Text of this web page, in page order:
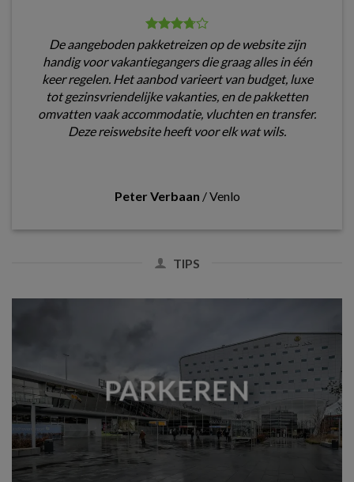
De aangeboden pakketreizen op de website zijn
handig voor vakantiegangers die graag alles in één
keer regelen. Het aanbod varieert van budget, luxe
tot gezinsvriendelijke vakanties, en de pakketten
omvatten vaak accommodatie, vluchten en transfer.
Deze reiswebsite heeft voor elk wat wils.
Peter Verbaan /Venlo
TIPS
PARKEREN